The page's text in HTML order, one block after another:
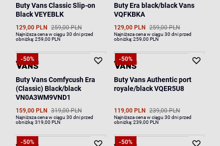
Buty Vans Classic Slip-on
Black VEYEBLK
129,00 PLN 259,00 PLN
Najniższa cena w ciągu 30 dni przed
obniżką:259,00 PLN
Buty Era black/black Vans
VQFKBKA
129,00 PLN 259,00 PLN
Najniższa cena w ciągu 30 dni przed
obniżką:259,00 PLN
-50%
Buty Vans Comfycush Era
(Classic) Black/black
VN0A3WM9VND1
159,00 PLN 319,00 PLN
Najniższa cena w ciągu 30 dni przed
obniżką:319,00 PLN
-50%
Buty Vans Authentic port
royale/black VQER5U8
119,00 PLN 239,00 PLN
Najniższa cena w ciągu 30 dni przed
obniżką:239,00 PLN
-50% -50%